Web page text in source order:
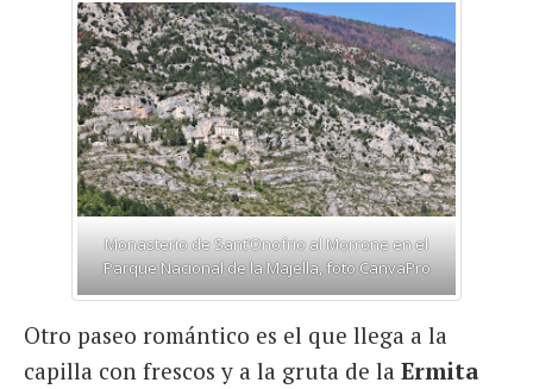
Monasterio de Sant’Onofrio al Morrone en el
Parque Nacional de la Majella, foto CanvaPro
Otro paseo romántico es el que llega a la
capilla con frescos y a la gruta de la Ermita